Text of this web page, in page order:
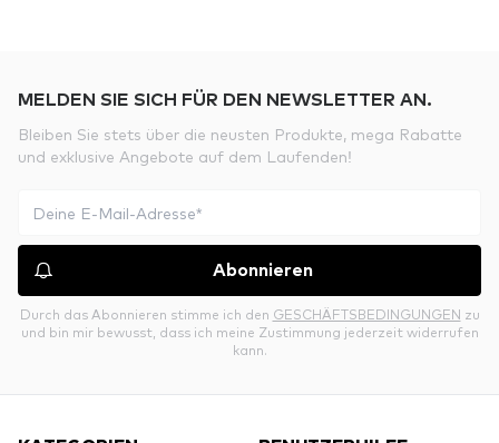
MELDEN SIE SICH FÜR DEN NEWSLETTER AN.
Bleiben Sie stets über die neusten Produkte, mega Rabatte
und exklusive Angebote auf dem Laufenden!
Abonnieren
Durch das Abonnieren stimme ich den GESCHÄFTSBEDINGUNGEN zu
und bin mir bewusst, dass ich meine Zustimmung jederzeit widerrufen
kann.